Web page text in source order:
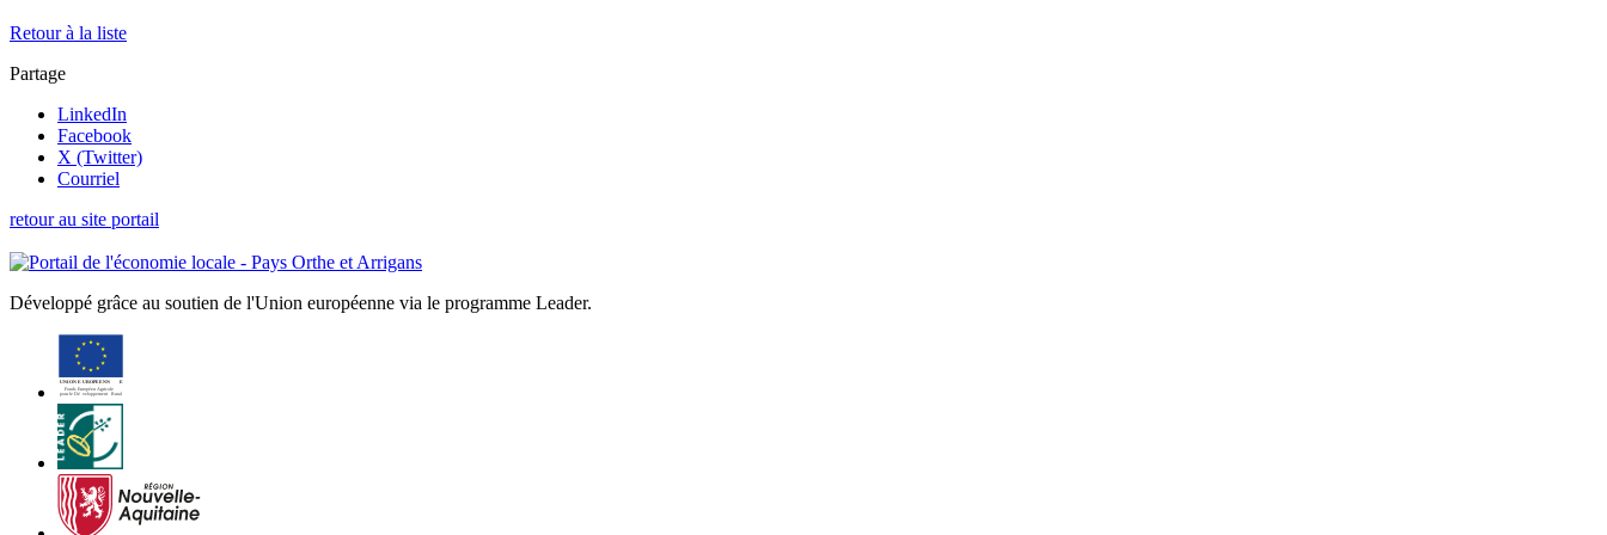
Retour à la liste
Partage
LinkedIn
Facebook
X (Twitter)
Courriel
retour au site portail
Développé grâce au soutien de l'Union européenne via le programme Leader.